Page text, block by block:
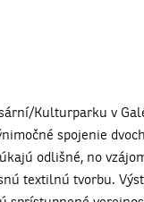
Kulturparku v
spojenie
odlišné, no
textilnú tvorbu.